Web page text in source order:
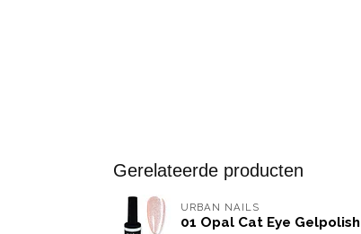
Gerelateerde producten
URBAN NAILS
01 Opal Cat Eye Gelpolish